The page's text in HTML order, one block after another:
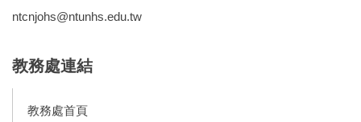
ntcnjohs@ntunhs.edu.tw
教務處連結
教務處首頁